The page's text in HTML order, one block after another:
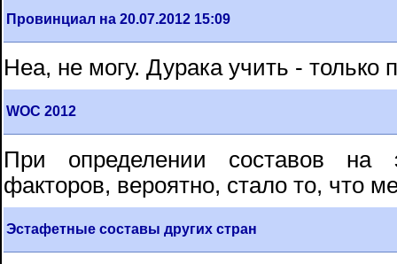
Провинциал на 20.07.2012 15:09
Неа, не могу. Дурака учить - только
WOC 2012
При определении составов
факторов, вероятно, стало то, что
Эстафетные составы других стран